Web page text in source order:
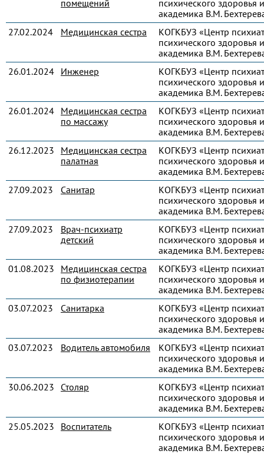
помещений
психического здоровья
академика В.М.
27.02.2024
Медицинская сестра
КОГКБУЗ «Центр
психического здоровья
академика В.М.
26.01.2024 Инженер
КОГКБУЗ «Центр
психического здоровья
академика В.М.
26.01.2024 Медицинская сестра
по массажу
КОГКБУЗ «Центр
психического здоровья
академика В.М.
26.12.2023
Медицинская сестра
палатная
КОГКБУЗ «Центр
психического здоровья
академика В.М.
27.09.2023
Санитар
КОГКБУЗ «Центр
психического здоровья
академика В.М.
27.09.2023
Врач-психиатр
детский
КОГКБУЗ «Центр
психического здоровья
академика В.М.
01.08.2023
Медицинская сестра
по физиотерапии
КОГКБУЗ «Центр
психического здоровья
академика В.М.
03.07.2023
Санитарка
КОГКБУЗ «Центр
психического здоровья
академика В.М.
03.07.2023
Водитель автомобиля
КОГКБУЗ «Центр
психического здоровья
академика В.М.
30.06.2023
Столяр
КОГКБУЗ «Центр
психического здоровья
академика В.М.
25.05.2023
Воспитатель
КОГКБУЗ «Центр
психического здоровья
академика В.М.